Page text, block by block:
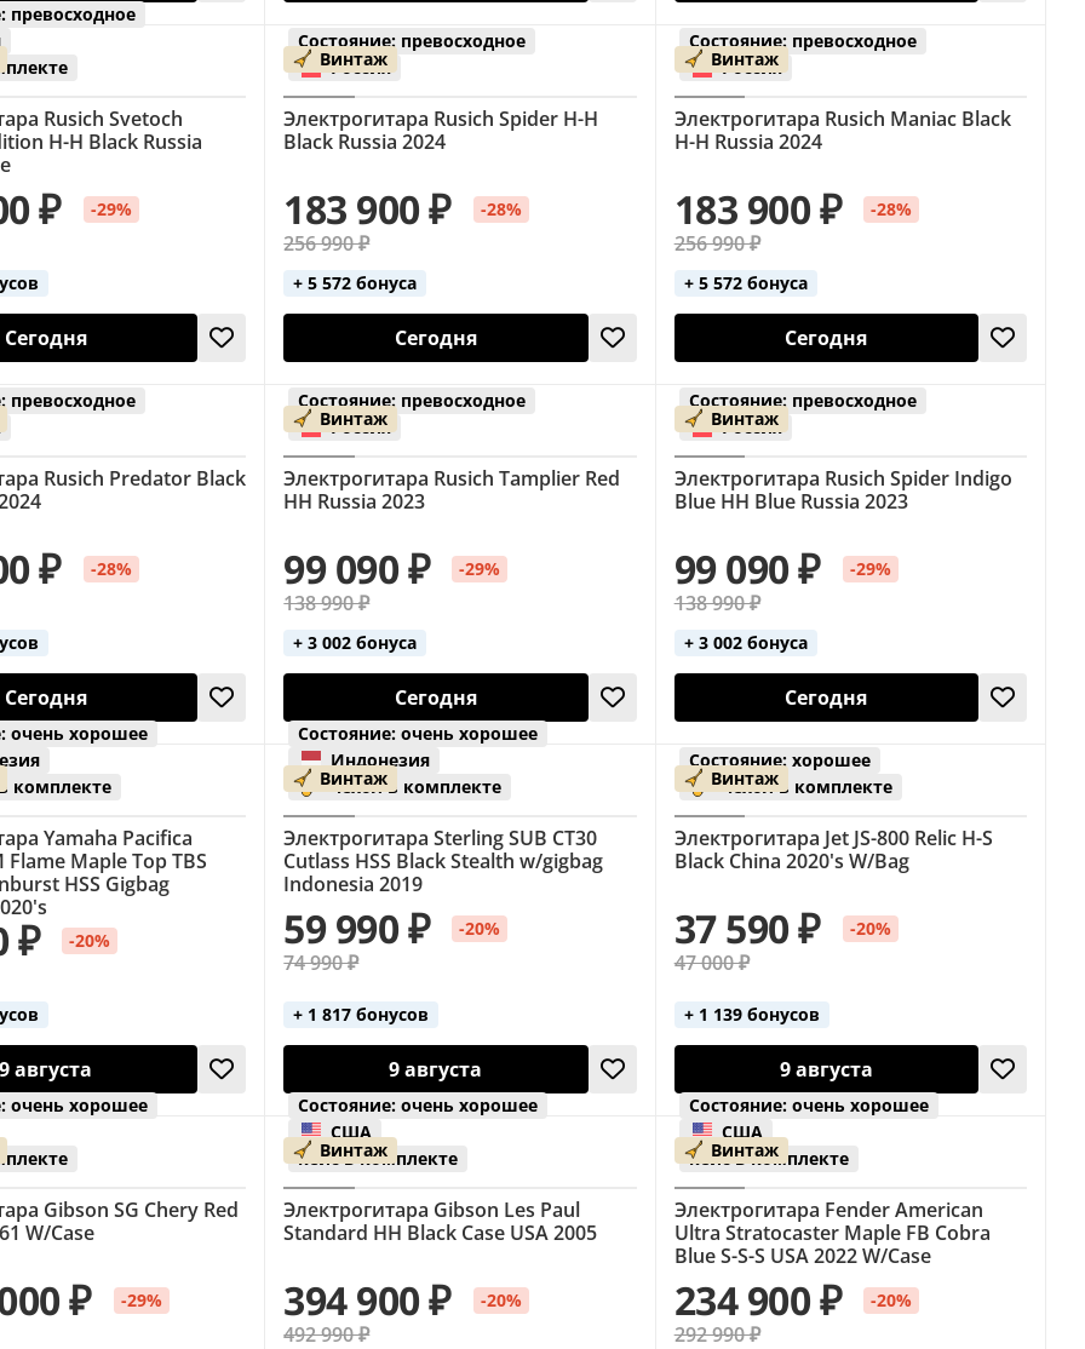
Rusich Svetoch
H-H Black Russia
превосходное
₽ -29%
Сегодня
Винтаж
Электрогитара Rusich Spider H-H
Black Russia 2024
Состояние: превосходное
Россия
183 900 ₽ -28%
256 990 ₽
+ 5 572 бонуса
Сегодня
Винтаж
Электрогитара Rusich Maniac Black
H-H Russia 2024
Состояние: превосходное
Россия
183 900 ₽ -28%
256 990 ₽
+ 5 572 бонуса
Сегодня
Rusich Predator Black
превосходное
₽ -28%
Сегодня
Винтаж
Электрогитара Rusich Tamplier Red
HH Russia 2023
Состояние: превосходное
Россия
99 090 ₽ -29%
138 990 ₽
+ 3 002 бонуса
Сегодня
Винтаж
Электрогитара Rusich Spider Indigo
Blue HH Blue Russia 2023
Состояние: превосходное
Россия
99 090 ₽ -29%
138 990 ₽
+ 3 002 бонуса
Сегодня
Yamaha Pacifica
Flame Maple Top TBS
HSS Gigbag
очень хорошее
комплекте
₽ -20%
9 августа
Винтаж
Электрогитара Sterling SUB CT30
Cutlass HSS Black Stealth w/gigbag
Indonesia 2019
Состояние: очень хорошее
Индонезия
чехол в комплекте
59 990 ₽ -20%
74 990 ₽
+ 1 817 бонусов
9 августа
Винтаж
Электрогитара Jet JS-800 Relic H-S
Black China 2020's W/Bag
Состояние: хорошее
чехол в комплекте
37 590 ₽ -20%
47 000 ₽
+ 1 139 бонусов
9 августа
Gibson SG Chery Red
W/Case
очень хорошее
₽ -29%
Винтаж
Электрогитара Gibson Les Paul
Standard HH Black Case USA 2005
Состояние: очень хорошее
США
кейс в комплекте
394 900 ₽ -20%
492 990 ₽
Винтаж
Электрогитара Fender American
Ultra Stratocaster Maple FB Cobra
Blue S-S-S USA 2022 W/Case
Состояние: очень хорошее
США
кейс в комплекте
234 900 ₽ -20%
292 990 ₽